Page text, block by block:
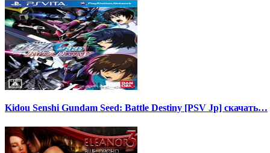
Kidou Senshi Gundam Seed: Battle Destiny [PSV Jp] скачать…